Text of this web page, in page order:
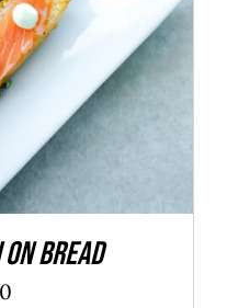
On Bread